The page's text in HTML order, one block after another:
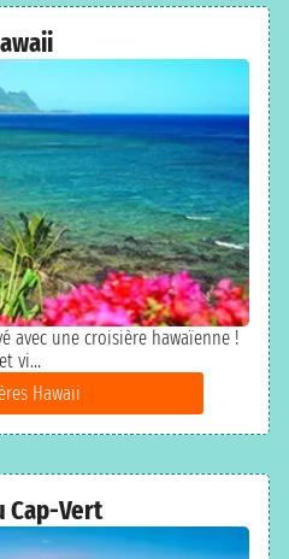
avec une croisière hawaïenne !
vi...
Hawaii
Cap-Vert